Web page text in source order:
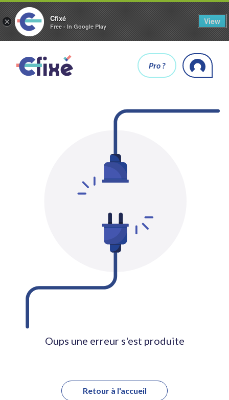
× Cfixé
Free - In Google Play
View
Pro ?
Oups une erreur s'est produite
Retour à l'accueil